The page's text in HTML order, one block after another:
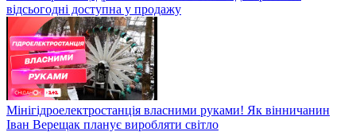
відсьогодні доступна у продажу
Мінігідроелектростанція власними руками! Як вінничанин
Іван Верещак планує виробляти світло